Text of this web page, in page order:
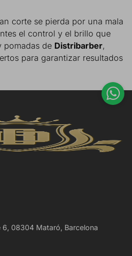
corte se pierda por una mala
el control y el brillo que
pomadas de Distribarber,
para garantizar resultados
6, 08304 Mataró, Barcelona